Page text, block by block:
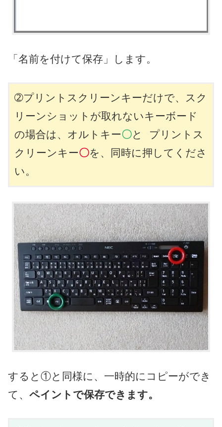
「名前を付けて保存」します。
➁プリントスクリーンキーだけで、スク
リーンショットが取れないキーボード
の場合は、オルトキー〇と プリントス
クリーンキー〇を、同時に押してくださ
い。
すると①と同様に、一時的にコピーができ
て、 ペイントで保存できます。